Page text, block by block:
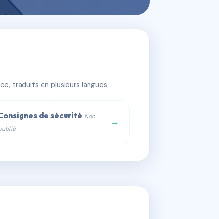
traduits en plusieurs langues.
de sécurité Non
→